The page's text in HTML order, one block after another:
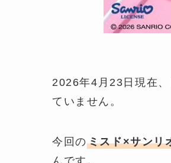
2026年4月23日現在
ていません。
今回のミスド×サンリ